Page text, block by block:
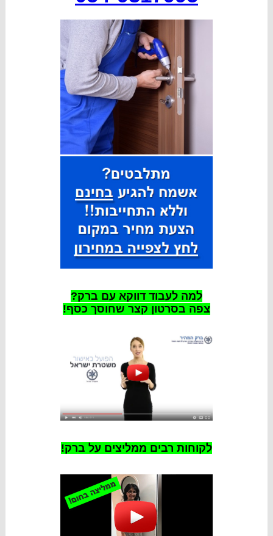
למה לעבוד דווקא עם ברק?
צפה בסרטון קצר שחוסך כסף!
לקוחות רבים ממליצים על ברק!